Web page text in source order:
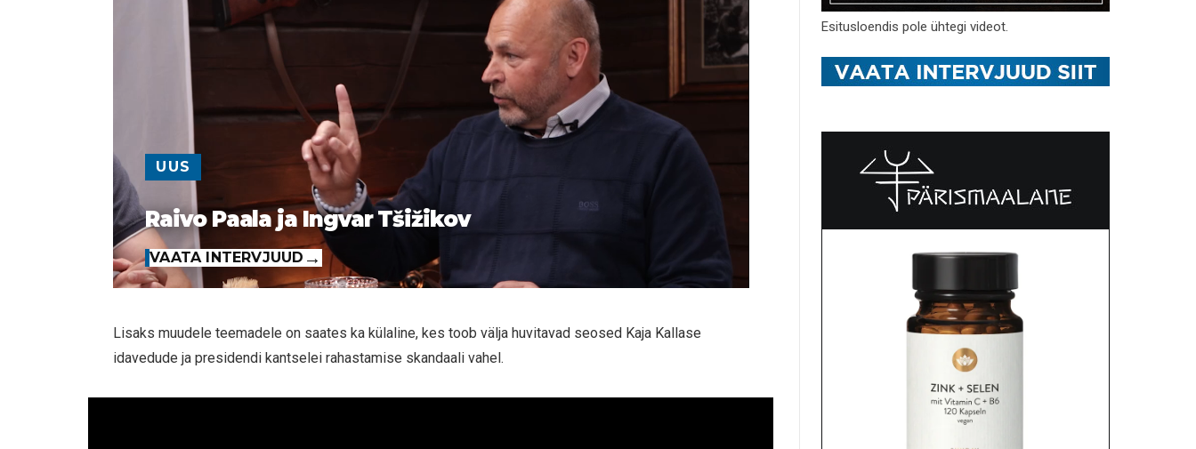
UUS
Raivo Paala ja Ingvar Tšižikov
VAATA INTERVJUUD
Lisaks muudele teemadele on saates ka külaline, kes toob välja huvitavad seosed Kaja Kallase
idavedude ja presidendi kantselei rahastamise skandaali vahel.
Esitusloendis pole ühtegi videot.